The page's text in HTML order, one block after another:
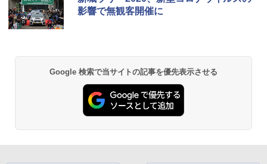
影響で無観客開催に
Google 検索で当サイトの記事を優先表示させる